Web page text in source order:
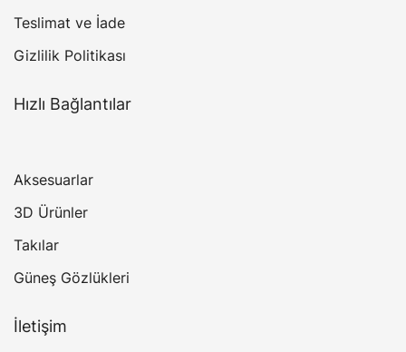
Teslimat ve İade
Gizlilik Politikası
Hızlı Bağlantılar
Aksesuarlar
3D Ürünler
Takılar
Güneş Gözlükleri
İletişim